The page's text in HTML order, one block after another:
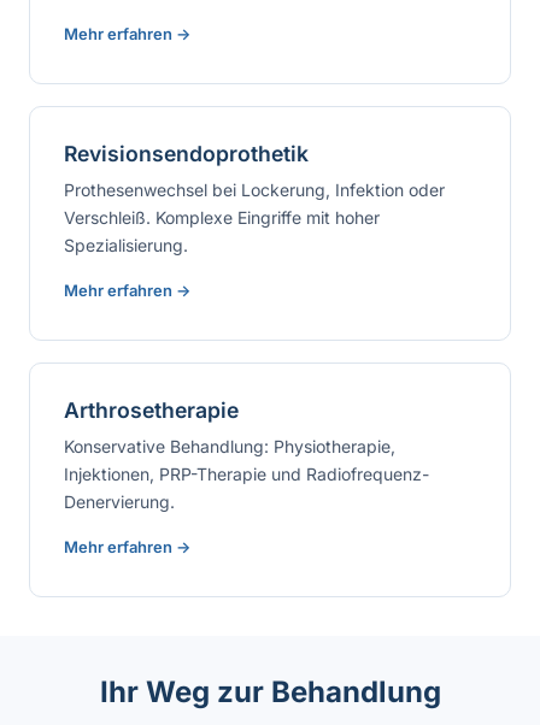
Mehr erfahren →
Revisionsendoprothetik
Prothesenwechsel bei Lockerung, Infektion oder
Verschleiß. Komplexe Eingriffe mit hoher
Spezialisierung.
Mehr erfahren →
Arthrosetherapie
Konservative Behandlung: Physiotherapie,
Injektionen, PRP-Therapie und Radiofrequenz-
Denervierung.
Mehr erfahren →
Ihr Weg zur Behandlung